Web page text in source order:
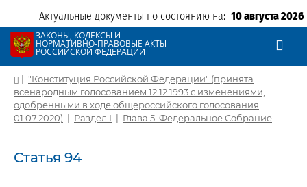
Актуальные документы по состоянию на: 10 августа 2026
ЗАКОНЫ, КОДЕКСЫ И
НОРМАТИВНО-ПРАВОВЫЕ АКТЫ
РОССИЙСКОЙ ФЕДЕРАЦИИ
| "Конституция Российской Федерации" (принята
всенародным голосованием 12.12.1993 с изменениями,
одобренными в ходе общероссийского голосования
01.07.2020) | Раздел I | Глава 5. Федеральное Собрание
Статья 94